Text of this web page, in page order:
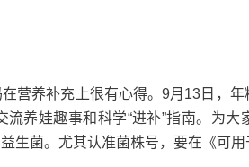
养补充上很有心得。9月13日，年
养娃趣事和科学“进补”指南。为
生菌。尤其认准菌株号，要在《可